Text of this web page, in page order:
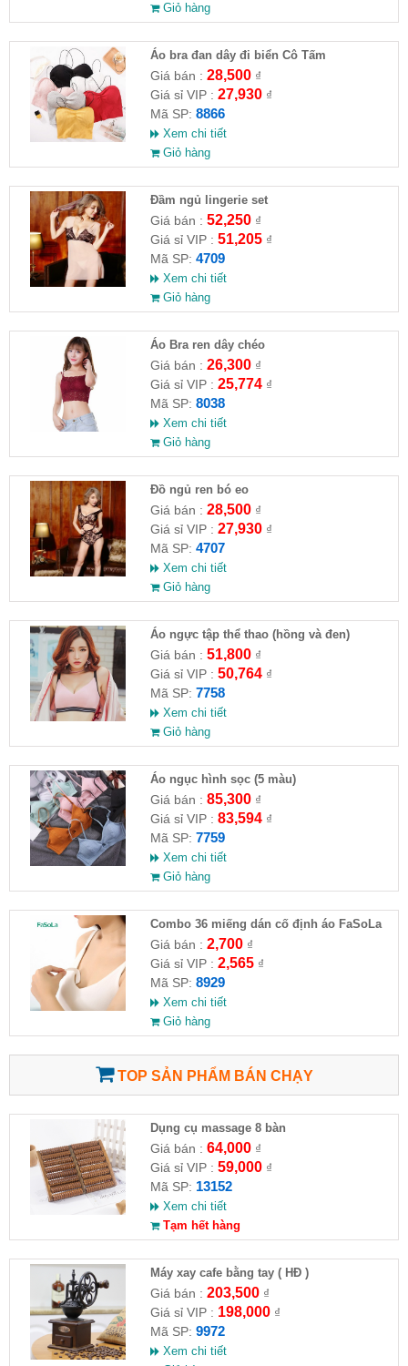
Giỏ hàng
Áo bra đan dây đi biển Cô Tấm
Giá bán : 28,500₫
Giá sỉ VIP : 27,930₫
Mã SP: 8866
Xem chi tiết
Giỏ hàng
Đầm ngủ lingerie set
Giá bán : 52,250₫
Giá sỉ VIP : 51,205₫
Mã SP: 4709
Xem chi tiết
Giỏ hàng
Áo Bra ren dây chéo
Giá bán : 26,300₫
Giá sỉ VIP : 25,774₫
Mã SP: 8038
Xem chi tiết
Giỏ hàng
Đồ ngủ ren bó eo
Giá bán : 28,500₫
Giá sỉ VIP : 27,930₫
Mã SP: 4707
Xem chi tiết
Giỏ hàng
Áo ngực tập thể thao (hồng và đen)
Giá bán : 51,800₫
Giá sỉ VIP : 50,764₫
Mã SP: 7758
Xem chi tiết
Giỏ hàng
Áo ngục hình sọc (5 màu)
Giá bán : 85,300₫
Giá sỉ VIP : 83,594₫
Mã SP: 7759
Xem chi tiết
Giỏ hàng
Combo 36 miếng dán cố định áo FaSoLa
Giá bán : 2,700₫
Giá sỉ VIP : 2,565₫
Mã SP: 8929
Xem chi tiết
Giỏ hàng
TOP SẢN PHẨM BÁN CHẠY
Dụng cụ massage 8 bàn
Giá bán : 64,000₫
Giá sỉ VIP : 59,000₫
Mã SP: 13152
Xem chi tiết
Tạm hết hàng
Máy xay cafe bằng tay ( HĐ )
Giá bán : 203,500₫
Giá sỉ VIP : 198,000₫
Mã SP: 9972
Xem chi tiết